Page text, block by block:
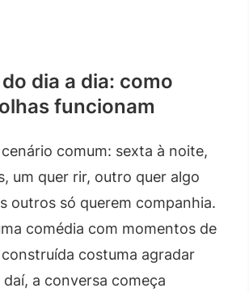
dia a dia: como
funcionam
comum: sexta à noite,
um quer rir, outro quer algo
outros só querem companhia.
comédia com momentos de
costuma agradar
a conversa começa